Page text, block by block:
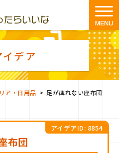
イデア
ア・日用品 > 足が痺れない座布団
布団
アイデアID: 8854